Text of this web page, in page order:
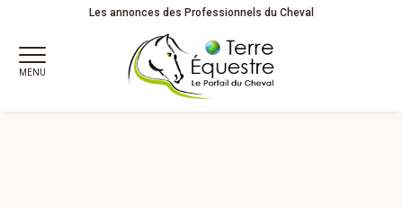
d'équitationAdultes
Les annonces des Professionnels du Cheval
MENU